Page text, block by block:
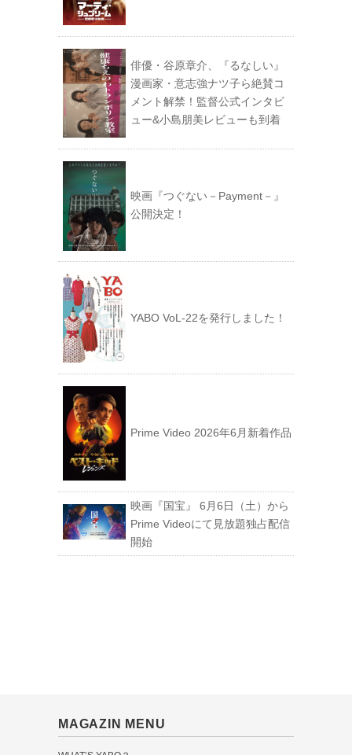
俳優・谷原章介、『るなしい』
漫画家・意志強ナツ子ら絶賛コ
メント解禁！監督公式インタビ
ュー&小島朋美レビューも到着
映画『つぐない－Payment－』
公開決定！
YABO VoL‐22を発行しました！
Prime Video 2026年6月新着作品
映画『国宝』 6月6日（土）から
Prime Videoにて見放題独占配信
開始
MAGAZIN MENU